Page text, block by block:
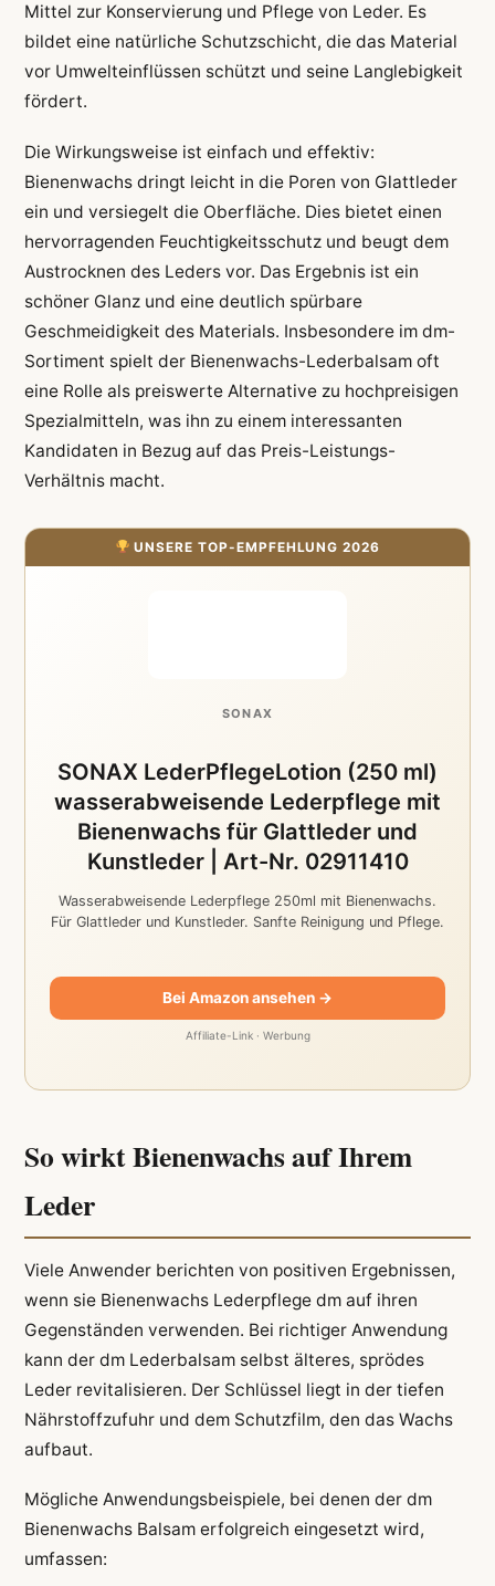
Mittel zur Konservierung und Pflege von Leder. Es
bildet eine natürliche Schutzschicht, die das Material
vor Umwelteinflüssen schützt und seine Langlebigkeit
fördert.
Die Wirkungsweise ist einfach und effektiv:
Bienenwachs dringt leicht in die Poren von Glattleder
ein und versiegelt die Oberfläche. Dies bietet einen
hervorragenden Feuchtigkeitsschutz und beugt dem
Austrocknen des Leders vor. Das Ergebnis ist ein
schöner Glanz und eine deutlich spürbare
Geschmeidigkeit des Materials. Insbesondere im dm-
Sortiment spielt der Bienenwachs-Lederbalsam oft
eine Rolle als preiswerte Alternative zu hochpreisigen
Spezialmitteln, was ihn zu einem interessanten
Kandidaten in Bezug auf das Preis-Leistungs-
Verhältnis macht.
UNSERE TOP-EMPFEHLUNG 2026
SONAX
SONAX LederPflegeLotion (250 ml)
wasserabweisende Lederpflege mit
Bienenwachs für Glattleder und
Kunstleder | Art-Nr. 02911410
Wasserabweisende Lederpflege 250ml mit Bienenwachs.
Für Glattleder und Kunstleder. Sanfte Reinigung und Pflege.
Bei Amazon ansehen →
Affiliate-Link · Werbung
So wirkt Bienenwachs auf Ihrem
Leder
Viele Anwender berichten von positiven Ergebnissen,
wenn sie Bienenwachs Lederpflege dm auf ihren
Gegenständen verwenden. Bei richtiger Anwendung
kann der dm Lederbalsam selbst älteres, sprödes
Leder revitalisieren. Der Schlüssel liegt in der tiefen
Nährstoffzufuhr und dem Schutzfilm, den das Wachs
aufbaut.
Mögliche Anwendungsbeispiele, bei denen der dm
Bienenwachs Balsam erfolgreich eingesetzt wird,
umfassen: